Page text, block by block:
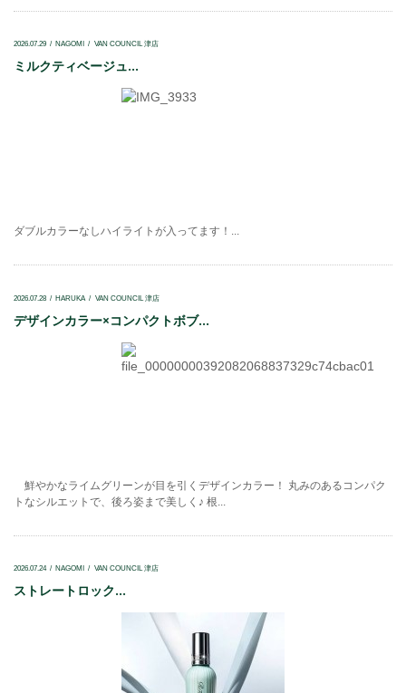
2026.07.29 NAGOMI VAN COUNCIL 津店
ミルクティベージュ...
ダブルカラーなしハイライトが入ってます！...
2026.07.28 HARUKA VAN COUNCIL 津店
デザインカラー×コンパクトボブ...
鮮やかなライムグリーンが目を引くデザインカラー！ 丸みのあるコンパク
トなシルエットで、後ろ姿まで美しく♪ 根...
2026.07.24 NAGOMI VAN COUNCIL 津店
ストレートロック...